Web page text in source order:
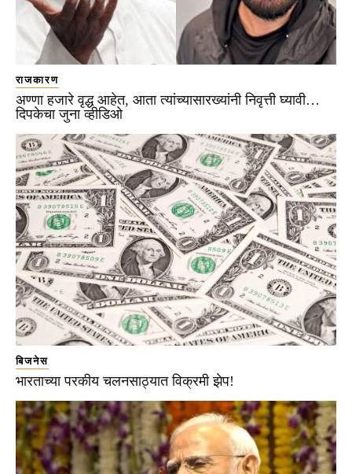
राजकारण
अण्णा हजारे वृद्ध आहेत, आता त्यांच्यासारख्यांनी निवृत्ती घ्यावी…
दिपकेचा जुना व्हीडिओ
बिजनेस
भारताच्या परकीय चलनसाठ्यात विक्रमी झेप!